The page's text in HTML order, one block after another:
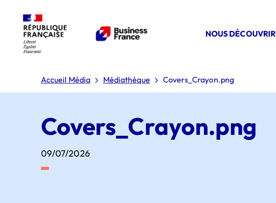
NOUS DÉCOUVRIR
Accueil Média Médiathèque Covers_Crayon.png
Covers_Crayon.png
09/07/2026